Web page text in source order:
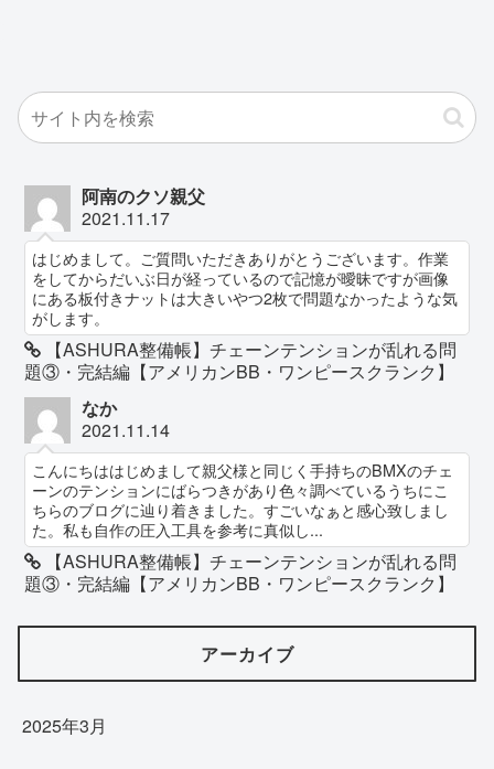
阿南のクソ親父
2021.11.17
はじめまして。ご質問いただきありがとうございます。作業
をしてからだいぶ日が経っているので記憶が曖昧ですが画像
にある板付きナットは大きいやつ2枚で問題なかったような気
がします。
【ASHURA整備帳】チェーンテンションが乱れる問
題③・完結編【アメリカンBB・ワンピースクランク】
なか
2021.11.14
こんにちははじめまして親父様と同じく手持ちのBMXのチェ
ーンのテンションにばらつきがあり色々調べているうちにこ
ちらのブログに辿り着きました。すごいなぁと感心致しまし
た。私も自作の圧入工具を参考に真似し...
【ASHURA整備帳】チェーンテンションが乱れる問
題③・完結編【アメリカンBB・ワンピースクランク】
アーカイブ
2025年3月